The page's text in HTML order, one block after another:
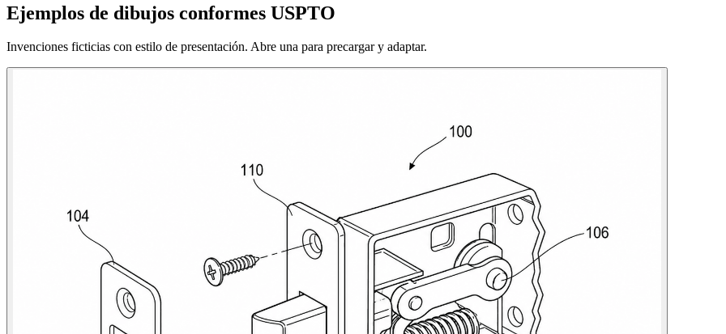
Ejemplos de dibujos conformes USPTO
Invenciones ficticias con estilo de presentación. Abre una para precargar y adaptar.